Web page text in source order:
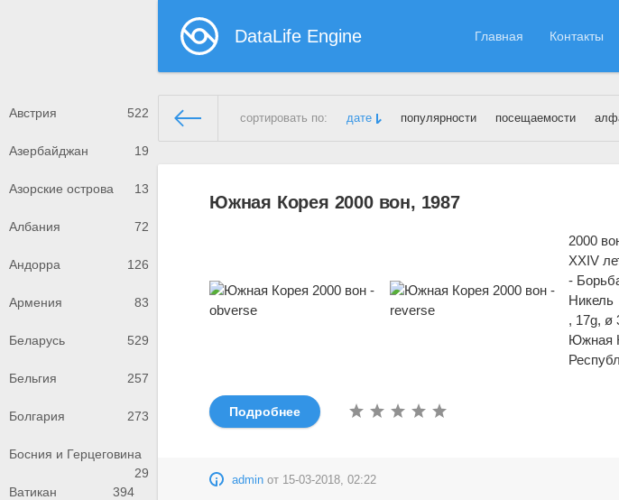
DataLife Engine Главная Контакты
Австрия 522
Азербайджан 19
Азорские острова 13
Албания 72
Андорра 126
Армения 83
Беларусь 529
Бельгия 257
Болгария 273
Босния и Герцеговина
29
Ватикан
394
сортировать по: дате популярности посещаемости
Демонстрационный сайт»Южная Корея» Страница 4
Южная Корея 2000 вон, 1987
2000
XXIV
-
Никель
, 17g, ø
Южная
Подробнее
admin от 15-03-2018, 02:22